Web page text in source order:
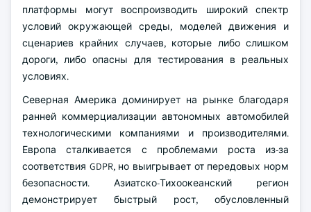
платформы могут воспроизводить широкий спектр
условий окружающей среды, моделей движения и
сценариев крайних случаев, которые либо слишком
дороги, либо опасны для тестирования в реальных
условиях.
Северная Америка доминирует на рынке благодаря
ранней коммерциализации автономных автомобилей
технологическими компаниями и производителями.
Европа сталкивается с проблемами роста из-за
соответствия GDPR, но выигрывает от передовых норм
безопасности. Азиатско-Тихоокеанский регион
демонстрирует быстрый рост, обусловленный